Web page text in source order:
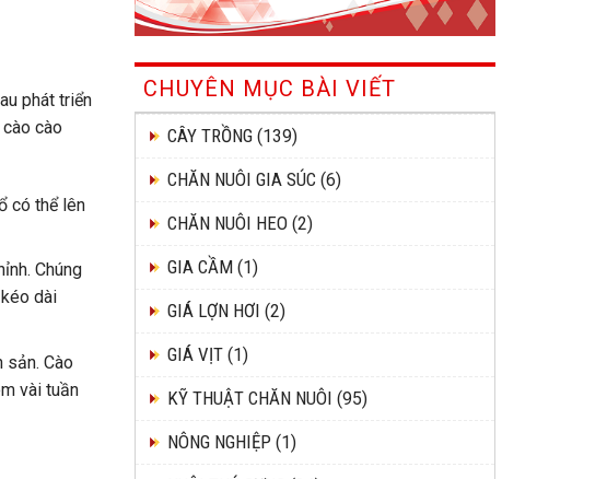
phát triển
cào
có thể lên
Chúng
dài
sản. Cào
vài tuần
CHUYÊN MỤC BÀI VIẾT
CÂY TRỒNG (139)
CHĂN NUÔI GIA SÚC (6)
CHĂN NUÔI HEO (2)
GIA CẦM (1)
GIÁ LỢN HƠI (2)
GIÁ VỊT (1)
KỸ THUẬT CHĂN NUÔI (95)
NÔNG NGHIỆP (1)